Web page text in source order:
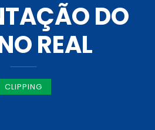
DO
REAL
CLIPPING